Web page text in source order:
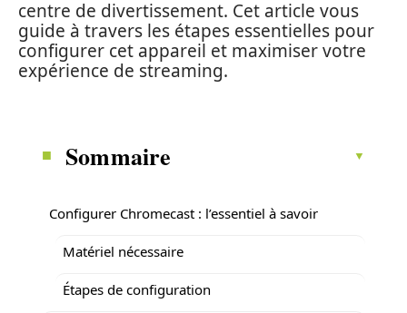
centre de divertissement. Cet article vous
guide à travers les étapes essentielles pour
configurer cet appareil et maximiser votre
expérience de streaming.
Sommaire
Configurer Chromecast : l’essentiel à savoir
Matériel nécessaire
Étapes de configuration